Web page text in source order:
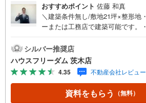
おすすめポイント 佐藤 和真
＼建築条件無し/敷地21坪×整形地
ーまたは工務店で建築可能です。
高槻川添店:徒歩3分・フレンドマ
分・ローソン 高槻川添一丁目店:徒
徒歩13分・【教育施設】・桜北町
槻市立芝生小学校:徒歩9分・高槻
【その他施設】・下谷内科:
*≫*≪*≫*≪*≫*≪現地見学のご予
シルバー推奨店
ハウスフリーダム 茨木店
4.35 不動産会社レビュ
資料をもらう （無料）